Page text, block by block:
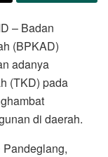
– Badan
(BPKAD)
adanya
(TKD) pada
di daerah.